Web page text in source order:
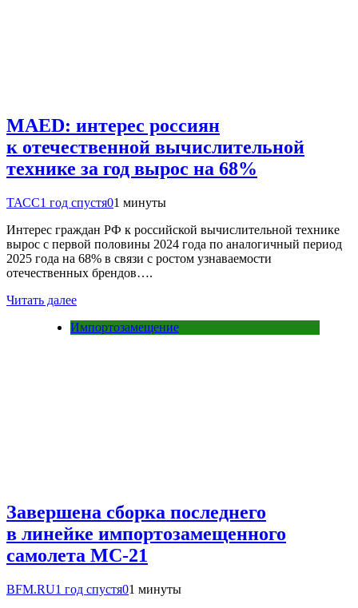
MAED: интерес россиян
к отечественной вычислительной
технике за год вырос на 68%
ТАСС1 год спустя01 минуты
Интерес граждан РФ к российской вычислительной технике
вырос с первой половины 2024 года по аналогичный период
2025 года на 68% в связи с ростом узнаваемости
отечественных брендов….
Читать далее
Импортозамещение
Завершена сборка последнего
в линейке импортозамещенного
самолета МС-21
BFM.RU1 год спустя01 минуты